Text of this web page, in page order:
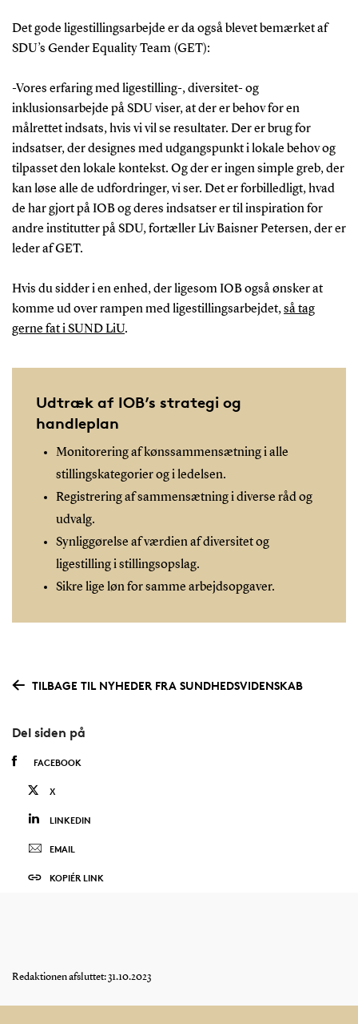
Det gode ligestillingsarbejde er da også blevet bemærket af
SDU’s Gender Equality Team (GET):
-Vores erfaring med ligestilling-, diversitet- og
inklusionsarbejde på SDU viser, at der er behov for en
målrettet indsats, hvis vi vil se resultater. Der er brug for
indsatser, der designes med udgangspunkt i lokale behov og
tilpasset den lokale kontekst. Og der er ingen simple greb, der
kan løse alle de udfordringer, vi ser. Det er forbilledligt, hvad
de har gjort på IOB og deres indsatser er til inspiration for
andre institutter på SDU, fortæller Liv Baisner Petersen, der er
leder af GET.
Hvis du sidder i en enhed, der ligesom IOB også ønsker at
komme ud over rampen med ligestillingsarbejdet,så tag
gerne fat i SUND LiU.
Udtræk af IOB’s strategi og
handleplan
Monitorering af kønssammensætning i alle
stillingskategorier og i ledelsen.
Registrering af sammensætning i diverse råd og
udvalg.
Synliggørelse af værdien af diversitet og
ligestilling i stillingsopslag.
Sikre lige løn for samme arbejdsopgaver.
TILBAGE TIL NYHEDER FRA SUNDHEDSVIDENSKAB
Del siden på
FACEBOOK
X
LINKEDIN
EMAIL
KOPIÉR LINK
Redaktionen afsluttet: 31.10.2023